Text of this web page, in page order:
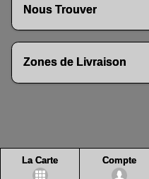
Nous Trouver
Zones de Livraison
La Carte Compte